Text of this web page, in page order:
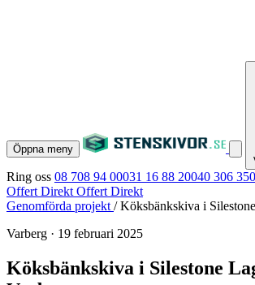
Öppna meny
Ring oss 08 708 94 00031 16 88 20040 306 350
Offert Direkt Offert Direkt
Genomförda projekt / Köksbänkskiva i
Varberg · 19 februari 2025
Köksbänkskiva i Silestone